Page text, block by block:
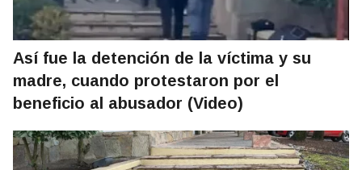
Así fue la detención de la víctima y su
madre, cuando protestaron por el
beneficio al abusador (Video)